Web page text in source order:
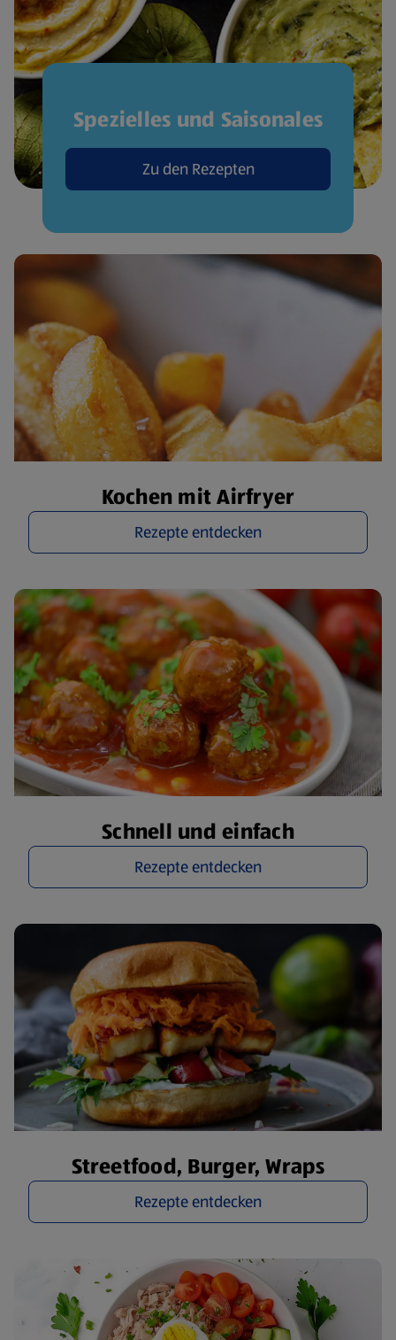
Spezielles und Saisonales
Zu den Rezepten
Kochen mit Airfryer
Rezepte entdecken
Schnell und einfach
Rezepte entdecken
Streetfood, Burger, Wraps
Rezepte entdecken